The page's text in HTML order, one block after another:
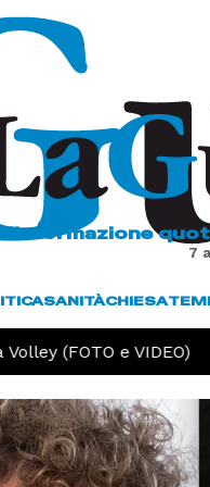
L'informazione
7
SANITÀCHIESA
(FOTO e VIDEO)